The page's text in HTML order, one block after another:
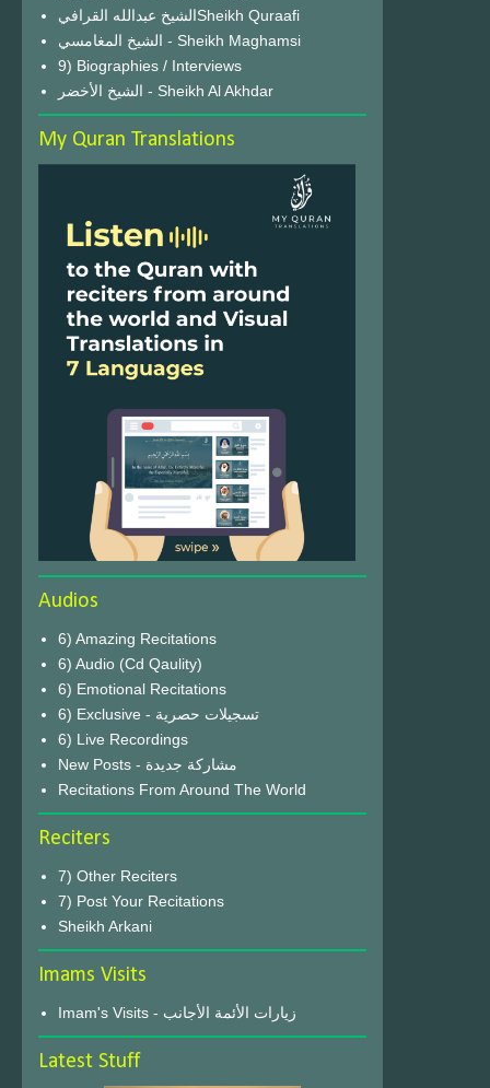
الشيخ عبدالله القرافيSheikh Quraafi
الشيخ المغامسي - Sheikh Maghamsi
9) Biographies / Interviews
الشيخ الأخضر - Sheikh Al Akhdar
My Quran Translations
Audios
6) Amazing Recitations
6) Audio (Cd Qaulity)
6) Emotional Recitations
6) Exclusive - تسجيلات حصرية
6) Live Recordings
New Posts - مشاركة جديدة
Recitations From Around The World
Reciters
7) Other Reciters
7) Post Your Recitations
Sheikh Arkani
Imams Visits
Imam's Visits - زيارات الأئمة الأجانب
Latest Stuff